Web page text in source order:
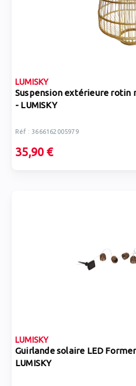
LUMISKY
Suspension extérieure rotin
- LUMISKY
Réf : 3666162005979
35,90 €
LUMISKY
Guirlande solaire LED
LUMISKY